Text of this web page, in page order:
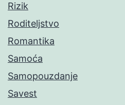
Rizik
Roditeljstvo
Romantika
Samoća
Samopouzdanje
Savest